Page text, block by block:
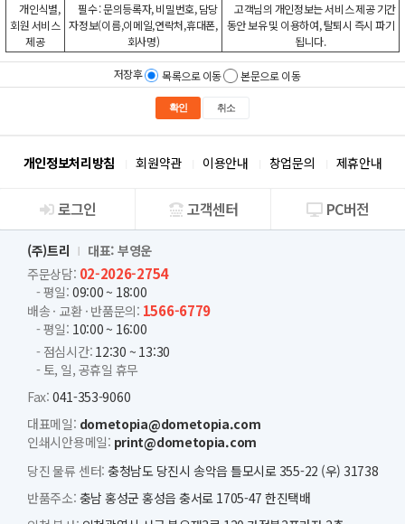
개인식별,
회원 서비스
제공
필수 : 문의등록자, 비밀번호, 담당
자정보(이름,이메일,연락처,휴대폰,
회사명)
고객님의 개인정보는 서비스 제공 기간
동안 보유 및 이용하여, 탈퇴시 즉시 파기
됩니다.
저장후 목록으로 이동 본문으로 이동
확인 취소
개인정보처리방침 회원약관 이용안내 창업문의 제휴안내
회사소개
로그인 고객센터 PC버전
(주)트리
대표: 부영운
주문상담: 02-2026-2754
- 평일: 09:00 ~ 18:00
배송 · 교환 · 반품문의: 1566-6779
- 평일: 10:00 ~ 16:00
- 점심시간: 12:30 ~ 13:30
- 토, 일, 공휴일 휴무
Fax: 041-353-9060
대표메일: dometopia@dometopia.com
인쇄시안용메일: print@dometopia.com
당진 물류 센터: 충청남도 당진시 송악읍 틀모시로 355-22 (우) 31738
반품주소: 충남 홍성군 홍성읍 충서로 1705-47 한진택배